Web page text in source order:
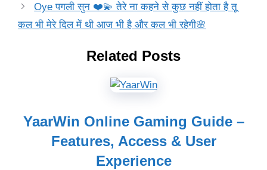
Oye पगली सुन ❤️💫 तेरे ना कहने से कुछ नहीं होता है तू
कल भी मेरे दिल में थी आज भी है और कल भी रहेगी🌸
Related Posts
YaarWin Online Gaming Guide –
Features, Access & User
Experience